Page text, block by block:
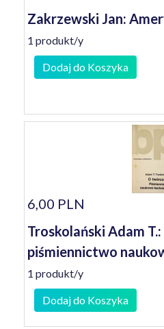
Zakrzewski Jan:
1 produkt/y
Dodaj do Koszyka
6,00 PLN
Troskolański Adam
piśmiennictwo
1 produkt/y
Dodaj do Koszyka